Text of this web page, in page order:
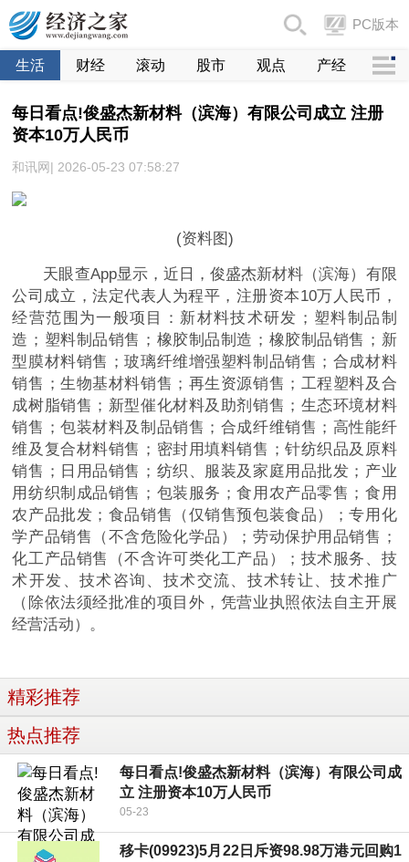
PC版本
生活 财经 滚动 股市 观点 产经
每日看点!俊盛杰新材料（滨海）有限公司成立 注册
资本10万人民币
和讯网| 2026-05-23 07:58:27
(资料图)
天眼查App显示，近日，俊盛杰新材料（滨海）有限
公司成立，法定代表人为程平，注册资本10万人民币，
经营范围为一般项目：新材料技术研发；塑料制品制
造；塑料制品销售；橡胶制品制造；橡胶制品销售；新
型膜材料销售；玻璃纤维增强塑料制品销售；合成材料
销售；生物基材料销售；再生资源销售；工程塑料及合
成树脂销售；新型催化材料及助剂销售；生态环境材料
销售；包装材料及制品销售；合成纤维销售；高性能纤
维及复合材料销售；密封用填料销售；针纺织品及原料
销售；日用品销售；纺织、服装及家庭用品批发；产业
用纺织制成品销售；包装服务；食用农产品零售；食用
农产品批发；食品销售（仅销售预包装食品）；专用化
学产品销售（不含危险化学品）；劳动保护用品销售；
化工产品销售（不含许可类化工产品）；技术服务、技
术开发、技术咨询、技术交流、技术转让、技术推广
（除依法须经批准的项目外，凭营业执照依法自主开展
经营活动）。
精彩推荐
热点推荐
每日看点!俊盛杰新材料（滨海）有限公司成
立 注册资本10万人民币
05-23
移卡(09923)5月22日斥资98.98万港元回购1